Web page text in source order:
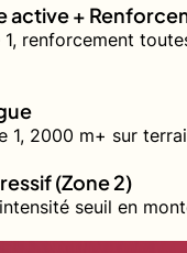
active +
1, renforcement
1, 2000 m+ sur
(Zone 2)
seuil en